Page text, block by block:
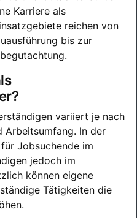
Karriere als
reichen von
bis zur
variiert je nach
Arbeitsumfang. In der
Jobsuchende im
jedoch im
können eigene
Tätigkeiten die